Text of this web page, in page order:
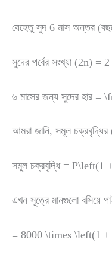
যেহেতু সুদ 6 মাস অন্তর
সুদের পর্বের সংখ্যা (2n) =
৬ মাসের জন্য সুদের হার =
আমরা জানি, সমূল
সমূল চক্রবৃদ্ধি = P\left(1
এখন সূত্রে মানগুলো বসিয়ে
= 8000 \times \left(1